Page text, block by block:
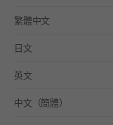
繁體中文
日文
英文
中文（簡體）